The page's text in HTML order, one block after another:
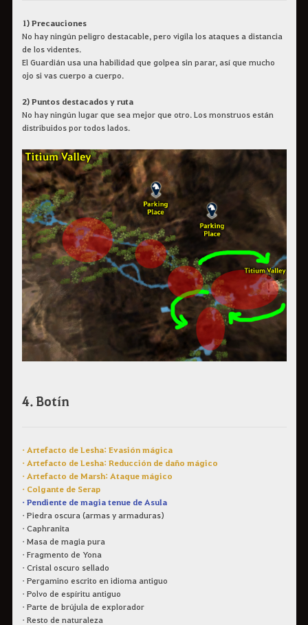
1) Precauciones
No hay ningún peligro destacable, pero vigila los ataques a distancia
de los videntes.
El Guardián usa una habilidad que golpea sin parar, así que mucho
ojo si vas cuerpo a cuerpo.
2) Puntos destacados y ruta
No hay ningún lugar que sea mejor que otro. Los monstruos están
distribuidos por todos lados.
4. Botín
• Artefacto de Lesha: Evasión mágica
• Artefacto de Lesha: Reducción de daño mágico
• Artefacto de Marsh: Ataque mágico
• Colgante de Serap
• Pendiente de magia tenue de Asula
• Piedra oscura (armas y armaduras)
• Caphranita
• Masa de magia pura
• Fragmento de Yona
• Cristal oscuro sellado
• Pergamino escrito en idioma antiguo
• Polvo de espíritu antiguo
• Parte de brújula de explorador
• Resto de naturaleza